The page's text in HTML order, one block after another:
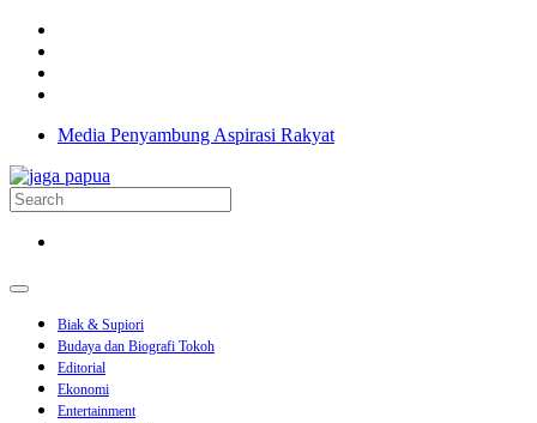
Media Penyambung Aspirasi Rakyat
Biak & Supiori
Budaya dan Biografi Tokoh
Editorial
Ekonomi
Entertainment